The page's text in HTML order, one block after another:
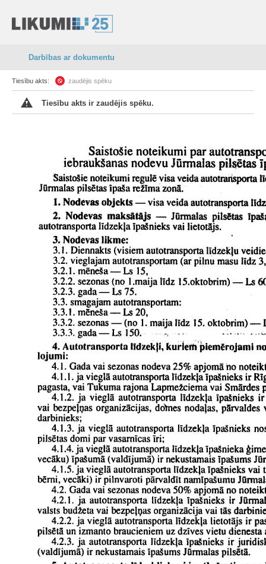
Darbības ar dokumentu
Tiesību akts: zaudējis spēku
Tiesību akts ir zaudējis spēku.